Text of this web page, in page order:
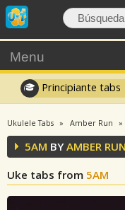
Menu
Principiante tabs
Ukulele Tabs Amber Run
5AM BYAMBER RUN
Uke tabs from 5AM